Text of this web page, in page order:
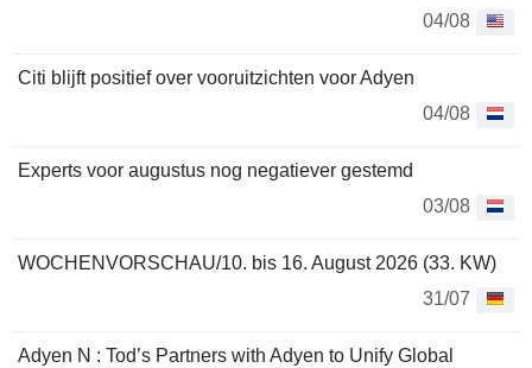
04/08
Citi blijft positief over vooruitzichten voor Adyen
04/08
Experts voor augustus nog negatiever gestemd
03/08
WOCHENVORSCHAU/10. bis 16. August 2026 (33. KW)
31/07
Adyen N : Tod’s Partners with Adyen to Unify Global